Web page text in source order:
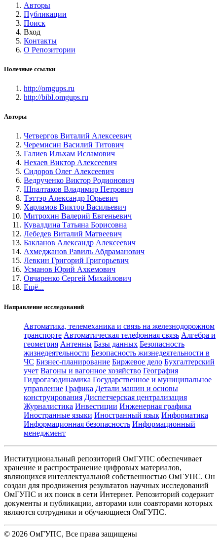
Авторы
Публикации
Поиск
Вход
Контакты
О Репозитории
Полезные ссылки
http://omgups.ru
http://bibl.omgups.ru
Авторы
Четвергов Виталий Алексеевич
Черемисин Василий Титович
Галиев Ильхам Исламович
Нехаев Виктор Алексеевич
Сидоров Олег Алексеевич
Ведрученко Виктор Родионович
Шпалтаков Владимир Петрович
Тэттэр Александр Юрьевич
Харламов Виктор Васильевич
Митрохин Валерий Евгеньевич
Кувалдина Татьяна Борисовна
Лебедев Виталий Матвеевич
Бакланов Александр Алексеевич
Ахмеджанов Равиль Абдраманович
Левкин Григорий Григорьевич
Усманов Юрий Ахкемович
Овчаренко Сергей Михайлович
Ещё...
Направление исследований
Автоматика, телемеханика и связь на железнодорожном
транспорте Автоматическая телефонная связь Алгебра и
геометрия Антенны Базы данных Безопасность
жизнедеятельности Безопасность жизнедеятельности в
ЧС Бизнес-планирование Биржевое дело Бухгалтерский
учет Вагоны и вагонное хозяйство География
Гидрогазодинамика Государственное и муниципальное
управление Графика Детали машин и основы
конструирования Диспетчерская централизация
Журналистика Инвестиции Инженерная графика
Иностранные языки Иностранный язык Информатика
Информационная безопасность Информационный
менеджмент
Институциональный репозиторий ОмГУПС обеспечивает
хранение и распространение цифровых материалов,
являющихся интеллектуальной собственностью ОмГУПС. Он
создан для продвижения результатов научных исследований
ОмГУПС и их поиск в сети Интернет. Репозиторий содержит
документы и публикации, авторами или соавторами которых
являются сотрудники и обучающиеся ОмГУПС.
© 2026 ОмГУПС, Все права защищены